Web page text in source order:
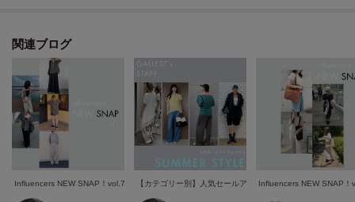
関連ブログ
Influencers NEW SNAP！vol.7 【カテゴリー別】人気セールアイテムで作る、夏の旬顔コー
Influencers NEW SNAP！